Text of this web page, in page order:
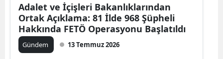
Adalet ve İçişleri Bakanlıklarından
Ortak Açıklama: 81 İlde 968 Şüpheli
Hakkında FETÖ Operasyonu Başlatıldı
Gündem 13 Temmuz 2026